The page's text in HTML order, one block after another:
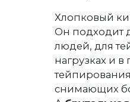
Хлопковый
Он подходит
людей, для
нагрузках и
снимающих